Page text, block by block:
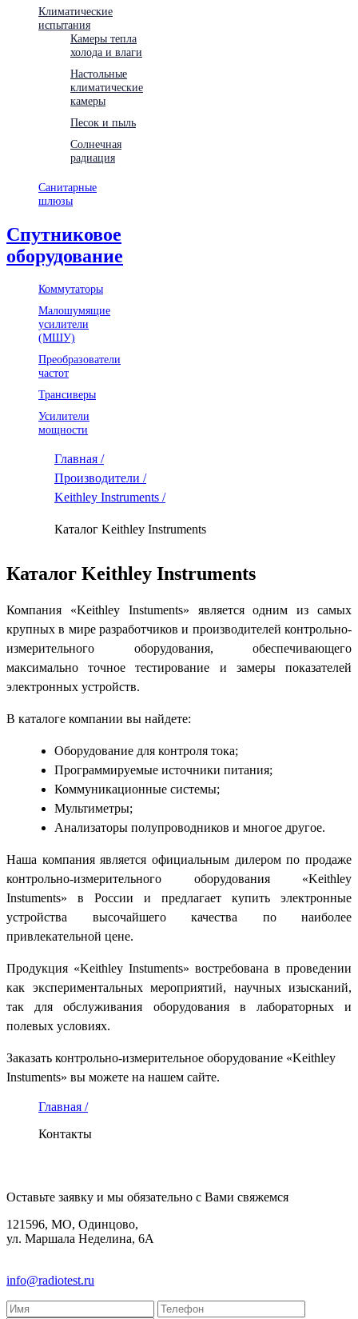
Климатические
испытания
Камеры тепла
холода и влаги
Настольные
климатические
камеры
Песок и пыль
Солнечная
радиация
Санитарные
шлюзы
Спутниковое
оборудование
Коммутаторы
Малошумящие
усилители
(МШУ)
Преобразователи
частот
Трансиверы
Усилители
мощности
Главная /
Производители /
Keithley Instruments /
Каталог Keithley Instruments
Каталог Keithley Instruments
Компания «Keithley Instuments» является одним из самых
крупных в мире разработчиков и производителей контрольно-
измерительного оборудования, обеспечивающего
максимально точное тестирование и замеры показателей
электронных устройств.
В каталоге компании вы найдете:
Оборудование для контроля тока;
Программируемые источники питания;
Коммуникационные системы;
Мультиметры;
Анализаторы полупроводников и многое другое.
Наша компания является официальным дилером по продаже
контрольно-измерительного оборудования «Keithley
Instuments» в России и предлагает купить электронные
устройства высочайшего качества по наиболее
привлекательной цене.
Продукция «Keithley Instuments» востребована в проведении
как экспериментальных мероприятий, научных изысканий,
так для обслуживания оборудования в лабораторных и
полевых условиях.
Заказать контрольно-измерительное оборудование «Keithley
Instuments» вы можете на нашем сайте.
Главная /
Контакты
Оставьте заявку и мы обязательно с Вами свяжемся
121596, МО, Одинцово,
ул. Маршала Неделина, 6А
info@radiotest.ru